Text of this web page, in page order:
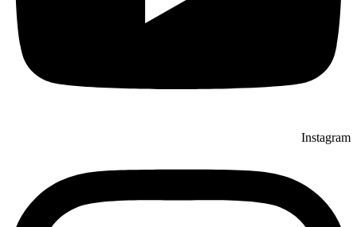
Instagram